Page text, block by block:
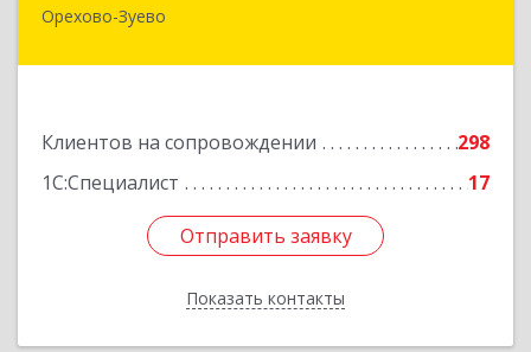
Орехово-Зуево
Клиентов на сопровождении
298
1С:Специалист
17
Отправить заявку
Показать контакты
142600, Московская обл, Орехово-Зуево г,
Отправить заявку
Назад